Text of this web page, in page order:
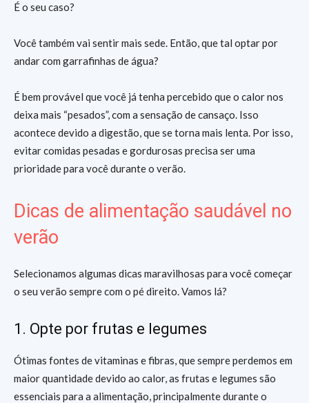
É o seu caso?
Você também vai sentir mais sede. Então, que tal optar por
andar com garrafinhas de água?
É bem provável que você já tenha percebido que o calor nos
deixa mais “pesados”, com a sensação de cansaço. Isso
acontece devido a digestão, que se torna mais lenta. Por isso,
evitar comidas pesadas e gordurosas precisa ser uma
prioridade para você durante o verão.
Dicas de alimentação saudável no
verão
Selecionamos algumas dicas maravilhosas para você começar
o seu verão sempre com o pé direito. Vamos lá?
1. Opte por frutas e legumes
Ótimas fontes de vitaminas e fibras, que sempre perdemos em
maior quantidade devido ao calor, as frutas e legumes são
essenciais para a alimentação, principalmente durante o